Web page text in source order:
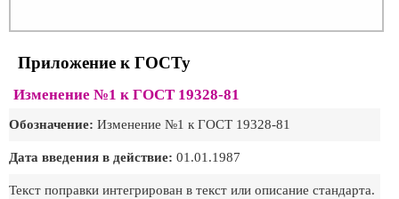
Приложение к ГОСТу
Изменение №1 к ГОСТ 19328-81
Обозначение: Изменение №1 к ГОСТ 19328-81
Дата введения в действие: 01.01.1987
Текст поправки интегрирован в текст или описание стандарта.